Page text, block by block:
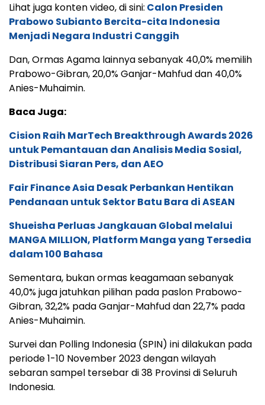
Lihat juga konten video, di sini: Calon Presiden
Prabowo Subianto Bercita-cita Indonesia
Menjadi Negara Industri Canggih
Dan, Ormas Agama lainnya sebanyak 40,0% memilih
Prabowo-Gibran, 20,0% Ganjar-Mahfud dan 40,0%
Anies-Muhaimin.
Baca Juga:
Cision Raih MarTech Breakthrough Awards 2026
untuk Pemantauan dan Analisis Media Sosial,
Distribusi Siaran Pers, dan AEO
Fair Finance Asia Desak Perbankan Hentikan
Pendanaan untuk Sektor Batu Bara di ASEAN
Shueisha Perluas Jangkauan Global melalui
MANGA MILLION, Platform Manga yang Tersedia
dalam 100 Bahasa
Sementara, bukan ormas keagamaan sebanyak
40,0% juga jatuhkan pilihan pada paslon Prabowo-
Gibran, 32,2% pada Ganjar-Mahfud dan 22,7% pada
Anies-Muhaimin.
Survei dan Polling Indonesia (SPIN) ini dilakukan pada
periode 1-10 November 2023 dengan wilayah
sebaran sampel tersebar di 38 Provinsi di Seluruh
Indonesia.